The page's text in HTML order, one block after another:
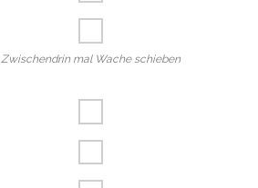
Zwischendrin mal Wache schieben